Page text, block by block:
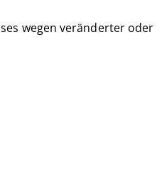
wegen veränderter oder